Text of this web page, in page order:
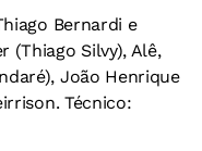
Bernardi e
(Thiago Silvy), Alê,
João Henrique
Técnico: